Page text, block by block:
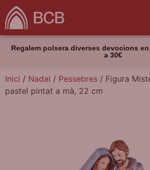
Regalem polsera diverses devocions
a 30€
Inici / Nadal / Pessebres / Figura
pastel pintat a mà, 22 cm